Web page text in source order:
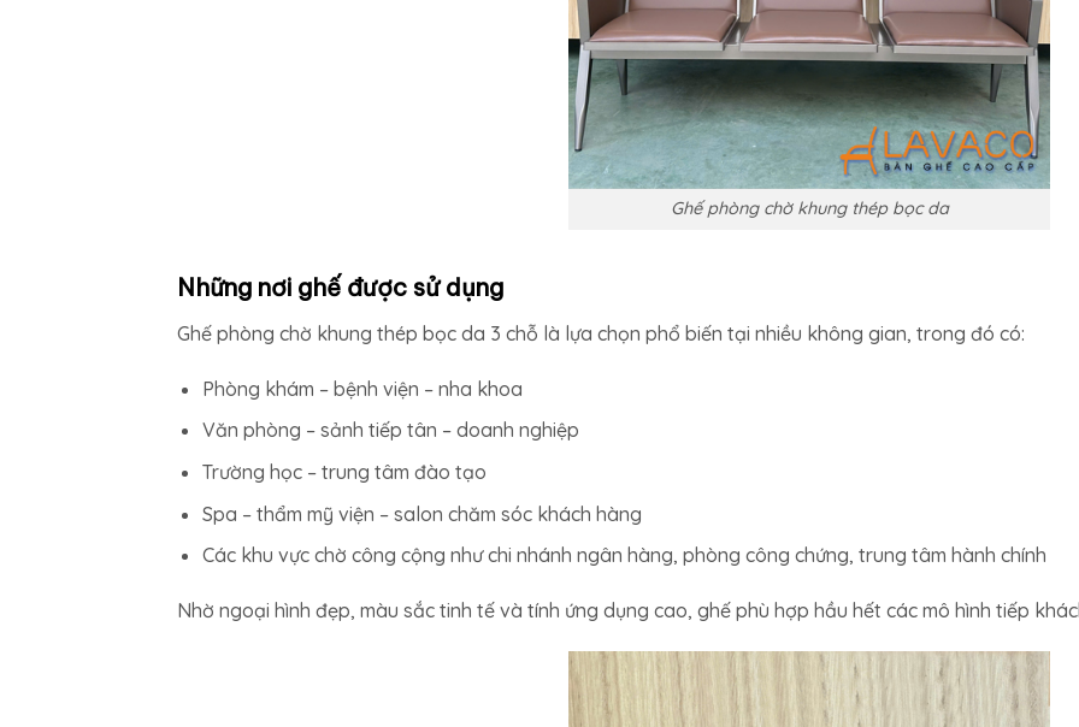
Ghế phòng chờ khung thép bọc da
Những nơi ghế được sử dụng
Ghế phòng chờ khung thép bọc da 3 chỗ là lựa chọn phổ biến tại nhiều không gian, trong đó có:
Phòng khám – bệnh viện – nha khoa
Văn phòng – sảnh tiếp tân – doanh nghiệp
Trường học – trung tâm đào tạo
Spa – thẩm mỹ viện – salon chăm sóc khách hàng
Các khu vực chờ công cộng như chi nhánh ngân hàng, phòng công chứng, trung tâm hành chính
Nhờ ngoại hình đẹp, màu sắc tinh tế và tính ứng dụng cao, ghế phù hợp hầu hết các mô hình tiếp